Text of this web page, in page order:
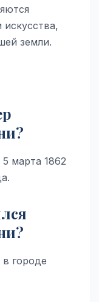
земли.
марта 1862
городе